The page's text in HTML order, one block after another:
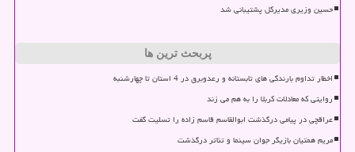
حسین وزیری مدیرکل پشتیبانی شد
پربحث ترین ها
اخطار تداوم بارندگی های تابستانه و رعدوبرق در 4 استان تا چهارشنبه
روایتی که معادلات کربلا را به هم می زند
عراقچی در پیامی درگذشت ابوالقاسم قاسم زاده را تسلیت گفت
مریم همتیان بازیگر جوان سینما و تئاتر درگذشت